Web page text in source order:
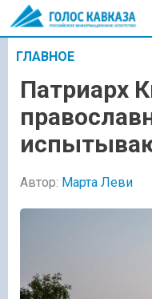
ГЛАВНОЕ
Патриарх
Автор: Марта Леви